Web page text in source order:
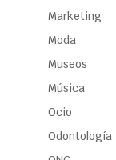
Marketing
Moda
Museos
Música
Ocio
Odontología